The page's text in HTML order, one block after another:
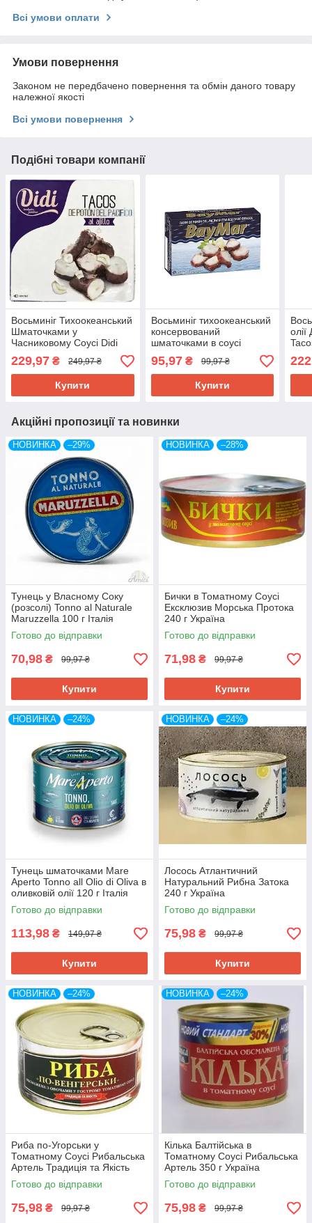
Всі умови оплати
Умови повернення
Законом не передбачено повернення та обмін даного товару
належної якості
Всі умови повернення
Подібні товари компанії
Восьминіг Тихоокеанський
Шматочками у
Часниковому Соусі Didi
Tacos al Ajillo 266 г Іспанія
229,97 ₴ 249,97 ₴
Купити
Восьминіг тихоокеанський
консервований
шматочками в соусі
Галега BayMar Tacos de
Poton 115 г. Іспанія
95,97₴ 99,97 ₴
Купити
олії
Акційні пропозиції та новинки
НОВИНКА –29%
Тунець у Власному Соку
(розсолі) Tonno al Naturale
Maruzzella 100 г Італія
Готово до відправки
70,98 ₴ 99,97 ₴
Купити
НОВИНКА –28%
Бички в Томатному Соусі
Ексклюзив Морська Протока
240 г Україна
Готово до відправки
71,98 ₴ 99,97 ₴
Купити
НОВИНКА –24%
Тунець шматочками Mare
Aperto Tonno all Olio di Oliva в
оливковій олії 120 г Італія
Готово до відправки
113,98 ₴ 149,97 ₴
Купити
НОВИНКА –24%
Лосось Атлантичний
Натуральний Рибна Затока
240 г Україна
Готово до відправки
75,98 ₴ 99,97 ₴
Купити
НОВИНКА –24%
Риба по-Угорськи у
Томатному Соусі Рибальська
Артель Традиція та Якість
240 г Україна
Готово до відправки
75,98 ₴ 99,97 ₴
НОВИНКА –24%
Кілька Балтійська в
Томатному Соусі Рибальська
Артель 350 г Україна
Готово до відправки
75,98 ₴ 99,97 ₴